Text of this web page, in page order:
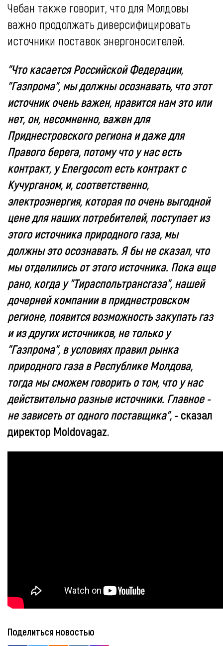
Чебан также говорит, что для Молдовы
важно продолжать диверсифицировать
источники поставок энергоносителей.
"Что касается Российской Федерации,
"Газпрома", мы должны осознавать, что этот
источник очень важен, нравится нам это или
нет, он, несомненно, важен для
Приднестровского региона и даже для
Правого берега, потому что у нас есть
контракт, у Energocom есть контракт с
Кучурганом, и, соответственно,
электроэнергия, которая по очень выгодной
цене для наших потребителей, поступает из
этого источника природного газа, мы
должны это осознавать. Я бы не сказал, что
мы отделились от этого источника. Пока еще
рано, когда у "Тираспольтрансгаза", нашей
дочерней компании в приднестровском
регионе, появится возможность закупать газ
и из других источников, не только у
"Газпрома", в условиях правил рынка
природного газа в Республике Молдова,
тогда мы сможем говорить о том, что у нас
действительно разные источники. Главное -
не зависеть от одного поставщика", - сказал
директор Moldovagaz.
Поделиться новостью